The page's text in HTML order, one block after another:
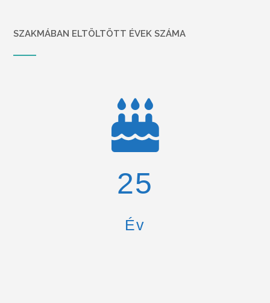
SZAKMÁBAN ELTÖLTÖTT ÉVEK SZÁMA
26
Év